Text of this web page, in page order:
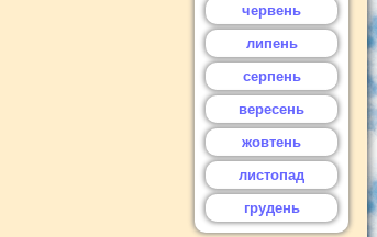
червень
липень
серпень
вересень
жовтень
листопад
грудень